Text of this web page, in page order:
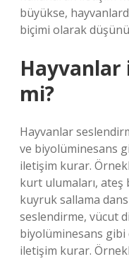
büyükse,
biçimi olarak
mi?
Hayvanlar
ve biyolüminesans
iletişim kurar.
kurt ulumaları, ateş
kuyruk sallama
seslendirme, vücut
biyolüminesans
iletişim kurar.